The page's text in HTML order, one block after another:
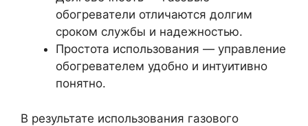
обогреватели отличаются долгим
сроком службы и надежностью.
Простота использования — управление
обогревателем удобно и интуитивно
понятно.
В результате использования газового